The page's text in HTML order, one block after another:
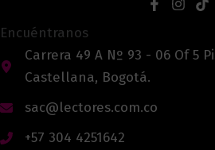
Encuéntranos
Carrera 49 A Nº 93 - 06 Of 5
Castellana, Bogotá.
sac@lectores.com.co
+57 304 4251642